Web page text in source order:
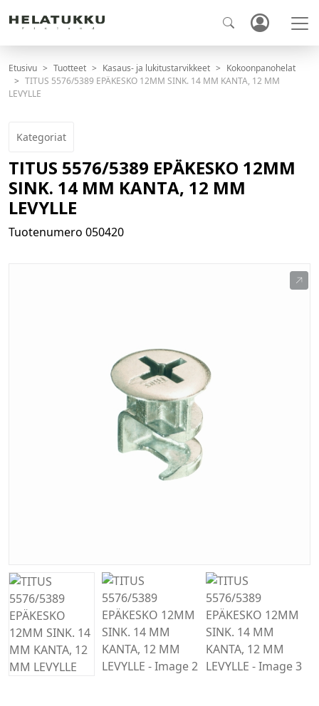
Etusivu Tuotteet Kasaus- ja lukitustarvikkeet
Kokoonpanohelat
TITUS 5576/5389 EPÄKESKO 12MM SINK. 14 MM KANTA, 12 MM
LEVYLLE
Kategoriat
TITUS 5576/5389 EPÄKESKO 12MM
SINK. 14 MM KANTA, 12 MM
LEVYLLE
Tuotenumero 050420